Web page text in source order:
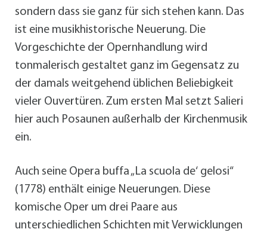
sondern dass sie ganz für sich stehen kann. Das
ist eine musikhistorische Neuerung. Die
Vorgeschichte der Opernhandlung wird
tonmalerisch gestaltet ganz im Gegensatz zu
der damals weitgehend üblichen Beliebigkeit
vieler Ouvertüren. Zum ersten Mal setzt Salieri
hier auch Posaunen außerhalb der Kirchenmusik
ein.
Auch seine Opera buffa „La scuola de‘ gelosi“
(1778) enthält einige Neuerungen. Diese
komische Oper um drei Paare aus
unterschiedlichen Schichten mit Verwicklungen